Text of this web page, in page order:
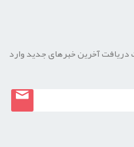
دریافت آخرین خبرهای جدید وارد